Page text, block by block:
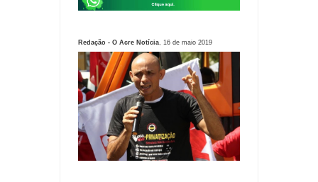
Redação - O Acre Notícia , 16 de maio 2019